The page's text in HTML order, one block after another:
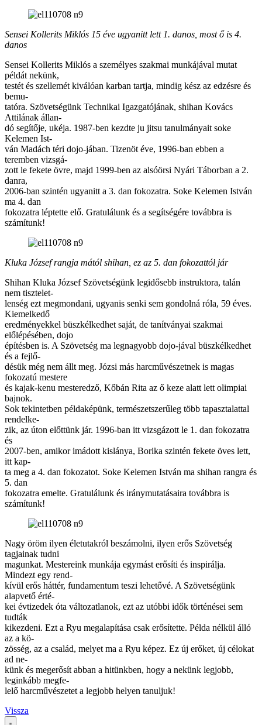
Sensei Kollerits Miklós 15 éve ugyanitt lett 1. danos, most ő is 4.
danos
Sensei Kollerits Miklós a személyes szakmai munkájával mutat
példát nekünk,
testét és szellemét kiválóan karban tartja, mindig kész az edzésre és
bemu-
tatóra. Szövetségünk Technikai Igazgatójának, shihan Kovács
Attilának állan-
dó segítője, ukéja. 1987-ben kezdte ju jitsu tanulmányait soke
Kelemen Ist-
ván Madách téri dojo-jában. Tizenöt éve, 1996-ban ebben a
teremben vizsgá-
zott le fekete övre, majd 1999-ben az alsóörsi Nyári Táborban a 2.
danra,
2006-ban szintén ugyanitt a 3. dan fokozatra. Soke Kelemen István
ma 4. dan
fokozatra léptette elő. Gratulálunk és a segítségére továbbra is
számítunk!
Kluka József rangja mától shihan, ez az 5. dan fokozattól jár
Shihan Kluka József Szövetségünk legidősebb instruktora, talán
nem tisztelet-
lenség ezt megmondani, ugyanis senki sem gondolná róla, 59 éves.
Kiemelkedő
eredményekkel büszkélkedhet saját, de tanítványai szakmai
előlépésében, dojo
építésben is. A Szövetség ma legnagyobb dojo-jával büszkélkedhet
és a fejlő-
désük még nem állt meg. Józsi más harcművészetnek is magas
fokozatú mestere
és kajak-kenu mesteredző, Kőbán Rita az ő keze alatt lett olimpiai
bajnok.
Sok tekintetben példaképünk, természetszerűleg több tapasztalattal
rendelke-
zik, az úton előttünk jár. 1996-ban itt vizsgázott le 1. dan fokozatra
és
2007-ben, amikor imádott kislánya, Borika szintén fekete öves lett,
itt kap-
ta meg a 4. dan fokozatot. Soke Kelemen István ma shihan rangra és
5. dan
fokozatra emelte. Gratulálunk és iránymutatásaira továbbra is
számítunk!
Nagy öröm ilyen életutakról beszámolni, ilyen erős Szövetség
tagjainak tudni
magunkat. Mestereink munkája egymást erősíti és inspirálja.
Mindezt egy rend-
kívül erős háttér, fundamentum teszi lehetővé. A Szövetségünk
alapvető érté-
kei évtizedek óta változatlanok, ezt az utóbbi idők történései sem
tudták
kikezdeni. Ezt a Ryu megalapítása csak erősítette. Példa nélkül álló
az a kö-
zösség, az a család, melyet ma a Ryu képez. Ez új erőket, új célokat
ad ne-
künk és megerősít abban a hitünkben, hogy a nekünk legjobb,
leginkább megfe-
lelő harcművészetet a legjobb helyen tanuljuk!
Vissza